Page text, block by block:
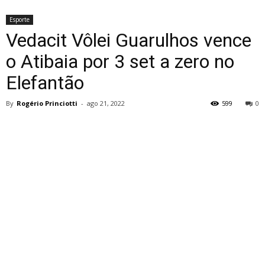
Esporte
Vedacit Vôlei Guarulhos vence
o Atibaia por 3 set a zero no
Elefantão
By Rogério Princiotti - ago 21, 2022 0
599